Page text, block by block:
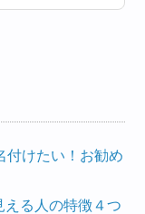
付けたい！お勧め
える人の特徴４つ